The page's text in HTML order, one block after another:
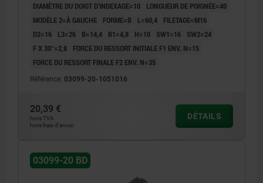
DIAMÈTRE DU DOIGT D'INDEXAGE=10
LONGUEUR DE POIGNÉE=40
MODÈLE 2=À GAUCHE
FORME=B L=60,4
FILETAGE=M16
D2=16
L3=26 B=14,4 B1=4,8 H=10 SW1=16
SW2=24
F X 30°=2,8
FORCE DU RESSORT INITIALE F1 ENV. N=15
FORCE DU RESSORT FINALE F2 ENV. N=35
Référence: 03099-20-1051016
20,39 €
hors TVA
hors frais d’envoi
DÉTAILS
03099-20 BD